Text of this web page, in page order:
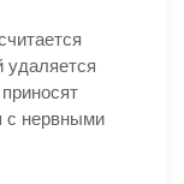
удаляется
с нервными